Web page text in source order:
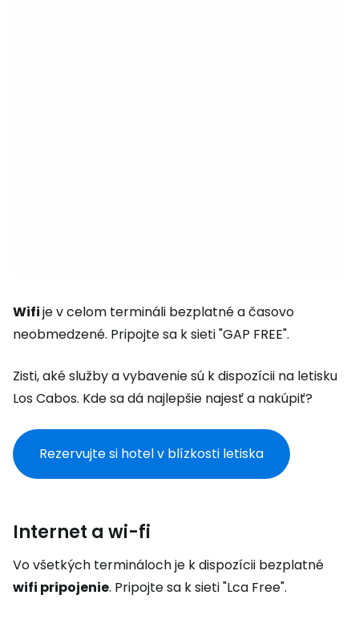
Wifije v celom termináli bezplatné a časovo
neobmedzené. Pripojte sa k sieti "GAP FREE".
Zisti, aké služby a vybavenie sú k dispozícii na letisku
Los Cabos. Kde sa dá najlepšie najesť a nakúpiť?
Rezervujte si hotel v blízkosti letiska
Internet a wi-fi
Vo všetkých termináloch je k dispozícii bezplatné
wifi pripojenie. Pripojte sa k sieti "Lca Free".